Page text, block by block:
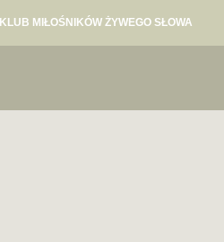
KLUB MIŁOŚNIKÓW ŻYWEGO SŁOWA